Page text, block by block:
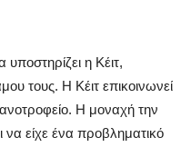
η Κέιτ,
τους. Η Κέιτ επικοινωνεί
Η μοναχή την
είχε ένα προβληματικό